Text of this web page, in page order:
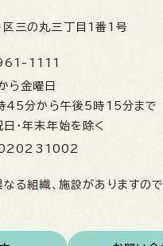
区三の丸三丁目1番1号
1111
ら金曜日
45分から午後5時15分まで
日・年末年始を除く
る組織、施設がありますの